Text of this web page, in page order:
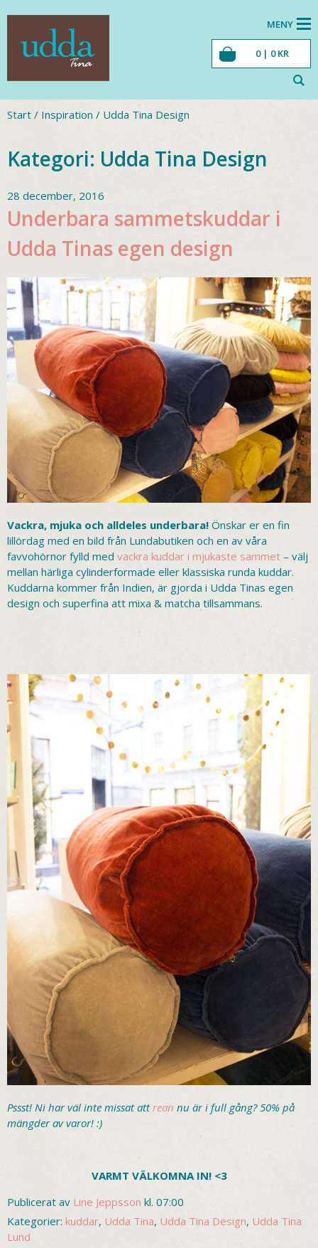
MENY
0 | 0KR
Start / Inspiration / Udda Tina Design
Kategori: Udda Tina Design
28 december, 2016
Underbara sammetskuddar i
Udda Tinas egen design
Vackra, mjuka och alldeles underbara! Önskar er en fin
lillördag med en bild från Lundabutiken och en av våra
favvohörnor fylld med vackra kuddar i mjukaste sammet – välj
mellan härliga cylinderformade eller klassiska runda kuddar.
Kuddarna kommer från Indien, är gjorda i Udda Tinas egen
design och superfina att mixa & matcha tillsammans.
Pssst! Ni har väl inte missat attrean nu är i full gång? 50% på
mängder av varor! :)
VARMT VÄLKOMNA IN! <3
Publicerat av Line Jeppsson kl. 07:00
Kategorier: kuddar, Udda Tina, Udda Tina Design, Udda Tina
Lund